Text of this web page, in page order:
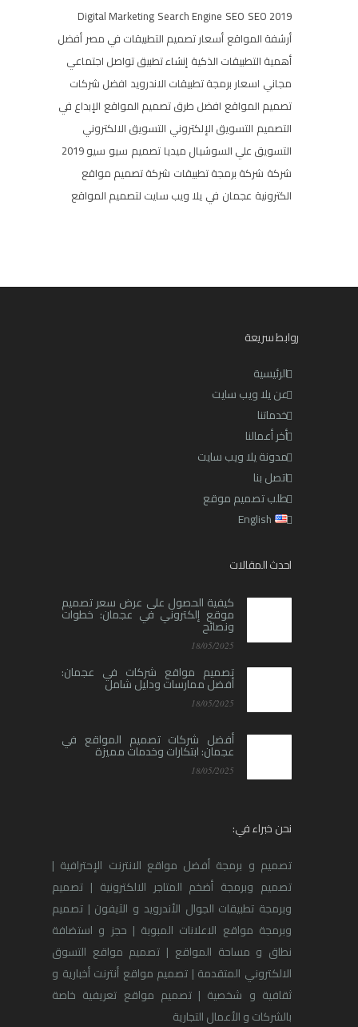
Digital Marketing Search Engine SEO SEO 2019
أرشفة المواقع أسعار تصميم التطبيقات في مصر أفضل
أهمية التطبيقات الذكية إنشاء تطبيق تواصل اجتماعي
مجاني اسعار برمجة تطبيقات الاندرويد افضل شركات
تصميم المواقع افضل طرق تصميم المواقع الإبداع في
التصميم التسويق الإلكتروني التسويق الالكتروني
التسويق علي السوشيال ميديا تصميم سيو سيو 2019
شركة شركة برمجة تطبيقات شركة تصميم مواقع
الكترونية عجمان في يلا ويب سايت لتصميم المواقع
روابط سريعة
الرئيسية
عن يلا ويب سايت
خدماتنا
أخر أعمالنا
مدونة يلا ويب سايت
اتصل بنا
طلب تصميم موقع
English
احدث المقالات
كيفية الحصول على عرض سعر تصميم
موقع إلكتروني في عجمان: خطوات
ونصائح
18/05/2025
تصميم مواقع شركات في عجمان:
أفضل ممارسات ودليل شامل
18/05/2025
أفضل شركات تصميم المواقع في
عجمان: ابتكارات وخدمات مميزة
18/05/2025
نحن خبراء في:
تصميم و برمجة أفضل مواقع الانترنت الإحترافية |
تصميم وبرمجة أضخم المتاجر الالكترونية | تصميم
وبرمجة تطبيقات الجوال الأندرويد و الآيفون | تصميم
وبرمجة مواقع الاعلانات المبوبة | حجز و استضافة
نطاق و مساحة المواقع | تصميم مواقع التسوق
الالكتروني المتقدمة | تصميم مواقع أنترنت أخبارية و
ثقافية و شخصية | تصميم مواقع تعريفية خاصة
بالشركات و الأعمال التجارية